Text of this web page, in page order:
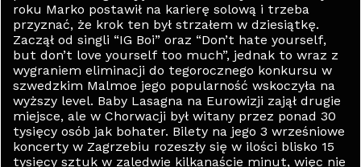
roku Marko postawił na karierę solową i trzeba
przyznać, że krok ten był strzałem w dziesiątkę.
Zaczął od singli “IG Boi” oraz “Don’t hate yourself,
but don’t love yourself too much”, jednak to wraz z
wygraniem eliminacji do tegorocznego konkursu w
szwedzkim Malmoe jego popularność wskoczyła na
wyższy level. Baby Lasagna na Eurowizji zajął drugie
miejsce, ale w Chorwacji był witany przez ponad 30
tysięcy osób jak bohater. Bilety na jego 3 wrześniowe
koncerty w Zagrzebiu rozeszły się w ilości blisko 15
tysięcy sztuk w zaledwie kilkanaście minut, więc nie